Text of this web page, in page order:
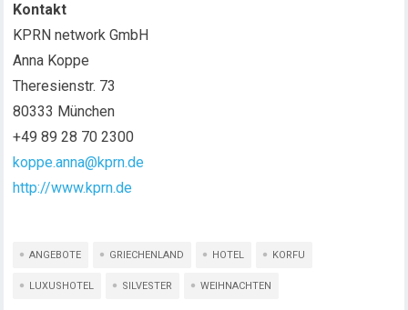
Kontakt
KPRN network GmbH
Anna Koppe
Theresienstr. 73
80333 München
+49 89 28 70 2300
koppe.anna@kprn.de
http://www.kprn.de
ANGEBOTE GRIECHENLAND HOTEL KORFU
LUXUSHOTEL SILVESTER WEIHNACHTEN